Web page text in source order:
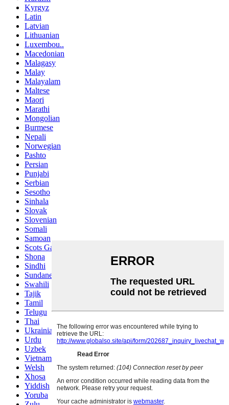
Kyrgyz
Latin
Latvian
Lithuanian
Luxembou..
Macedonian
Malagasy
Malay
Malayalam
Maltese
Maori
Marathi
Mongolian
Burmese
Nepali
Norwegian
Pashto
Persian
Punjabi
Serbian
Sesotho
Sinhala
Slovak
Slovenian
Somali
Samoan
Scots Gaelic
Shona
Sindhi
Sundanese
Swahili
Tajik
Tamil
Telugu
Thai
Ukrainian
Urdu
Uzbek
Vietnamese
Welsh
Xhosa
Yiddish
Yoruba